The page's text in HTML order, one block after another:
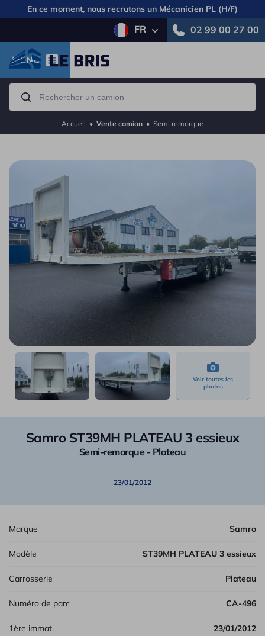
En ce moment, nous recrutons un Mécanicien PL (H/F)
FR 02 99 00 27 00
MENU
Accueil • Vente camion • Semi remorque
Samro ST39MH PLATEAU 3 essieux
Semi-remorque - Plateau
23/01/2012
Marque Samro
Modèle ST39MH PLATEAU 3 essieux
Carrosserie Plateau
Numéro de parc CA-496
1ère immat. 23/01/2012